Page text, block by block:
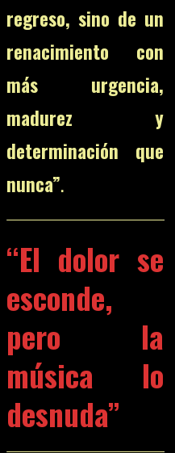
regreso, sino de un
renacimiento con
más urgencia,
madurez y
determinación que
nunca”.
“El dolor se
esconde,
pero la
música lo
desnuda”